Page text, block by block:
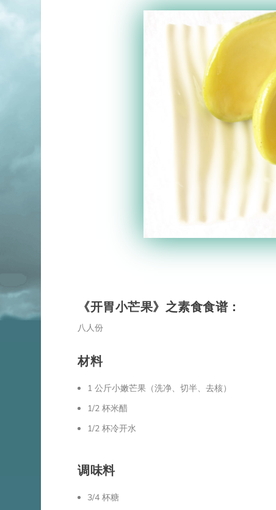
《开胃小芒果》之素食食谱：
八人份
材料
1 公斤小嫩芒果（洗净、切半、去核）
1/2 杯米醋
1/2 杯冷开水
调味料
3/4 杯糖